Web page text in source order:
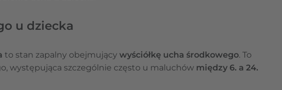
u dziecka
to stan zapalny obejmujący wyściółkę ucha środkowego. To
występująca szczególnie często u maluchów między 6. a 24.